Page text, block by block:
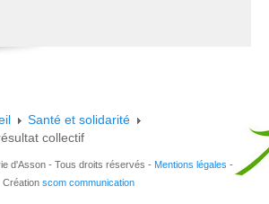
Santé et solidarité
collectif
d'Asson - Tous droits réservés - Mentions légales -
Création scom communication